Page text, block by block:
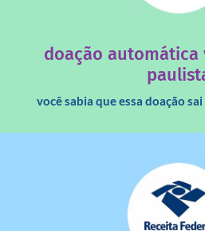
doação automática
você sabia que essa doação
saiba